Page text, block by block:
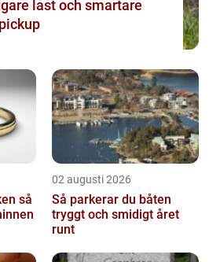
så
02 augusti 2026
Så parkerar du båten
tryggt och smidigt året
runt